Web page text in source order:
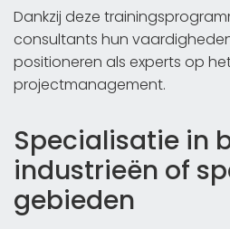
Dankzij deze
consultants hun
positioneren als experts op
projectmanagement.
Specialisatie in
industrieën of
gebieden